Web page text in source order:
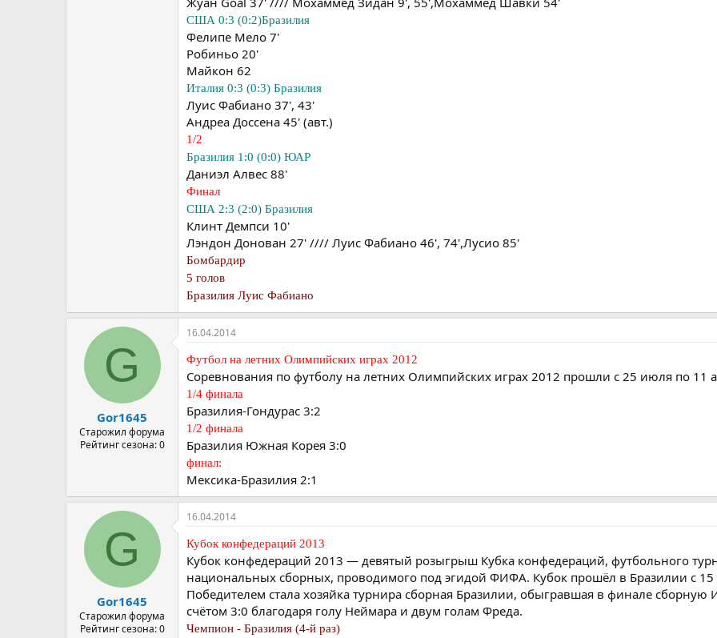
США 0:3 (0:2)Бразилия
Фелипе Мело 7'
Робиньо 20'
Майкон 62
Италия 0:3 (0:3) Бразилия
Луис Фабиано 37', 43'
Андреа Доссена 45' (авт.)
1/2
Бразилия 1:0 (0:0) ЮАР
Даниэл Алвес 88'
Финал
США 2:3 (2:0) Бразилия
Клинт Демпси 10'
Лэндон Донован 27' //// Луис Фабиано 46', 74',Лусио 85'
Бомбардир
5 голов
Бразилия Луис Фабиано
G
Gor1645
Старожил форума
Рейтинг сезона: 0
16.04.2014
Футбол на летних Олимпийских играх 2012
Соревнования по футболу на летних Олимпийских играх 2012 прошли с 25 июля по 11
1/4 финала
Бразилия-Гондурас 3:2
1/2 финала
Бразилия Южная Корея 3:0
финал:
Мексика-Бразилия 2:1
G
Gor1645
Старожил форума
Рейтинг сезона: 0
16.04.2014
Кубок конфедераций 2013
Кубок конфедераций 2013 — девятый розыгрыш Кубка конфедераций, футбольного
национальных сборных, проводимого под эгидой ФИФА. Кубок прошёл в Бразилии с
Победителем стала хозяйка турнира сборная Бразилии, обыгравшая в финале сборную
счётом 3:0 благодаря голу Неймара и двум голам Фреда.
Чемпион - Бразилия (4-й раз)